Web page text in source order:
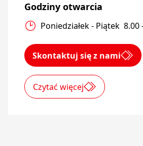
Godziny otwarcia
Poniedziałek - Piątek  8.00
Skontaktuj się z nami
Czytać więcej